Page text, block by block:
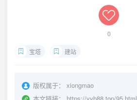
0
宝塔 建站
版权属于：
xiongmao